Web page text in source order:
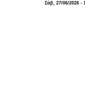
Σάβ, 27/06/2026 -